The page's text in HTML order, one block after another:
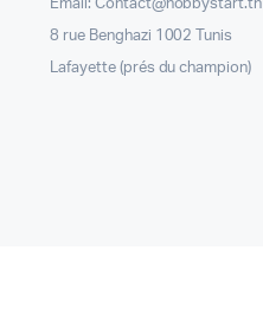
Email: Contact@hobbystart.tn
8 rue Benghazi 1002 Tunis
Lafayette (prés du champion)